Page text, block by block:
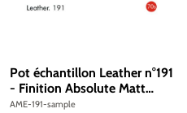
Pot échantillon Leather n°191
- Finition Absolute Matt
Emulsion
AME-191-sample